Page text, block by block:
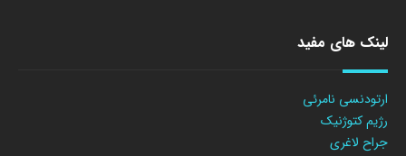
لینک های مفید
ارتودنسی نامرئی
رژیم کتوژنیک
جراح لاغری